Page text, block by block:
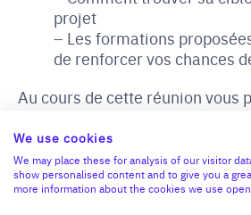
projet
Les formations
de renforcer vos chances
Au cours de cette réunion vous
questions et obtenir les
conforteront ou non dans votre
qui vous permettront de mieux
l’accompagnement que nous
apporter avec notre association.
We use cookies
We may place these for analysis of our visitor
show personalised content and to give you a
more information about the cookies we use